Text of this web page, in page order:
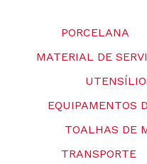
PORCELANA
MATERIAL DE
EQUIPAMENTOS
TOALHAS DE
TRANSPORTE